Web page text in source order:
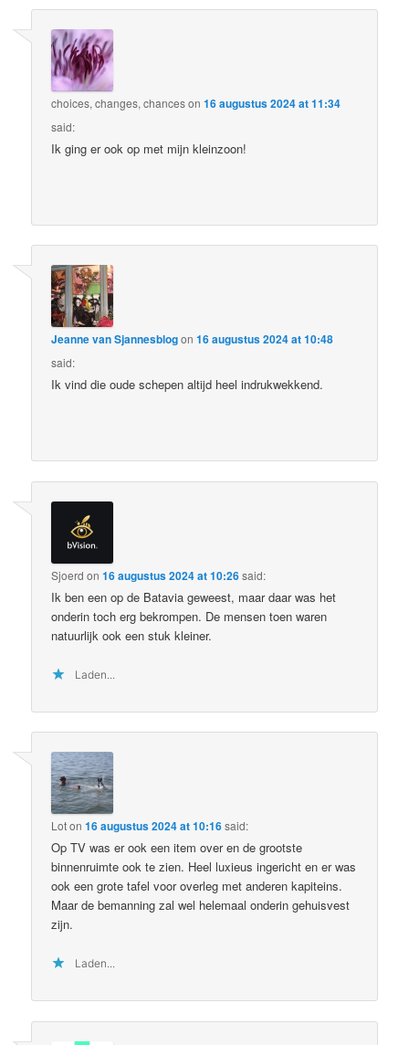
choices, changes, chanceson16 augustus 2024 at 11:34
said:
Ik ging er ook op met mijn kleinzoon!
Jeanne van Sjannesblogon16 augustus 2024 at 10:48
said:
Ik vind die oude schepen altijd heel indrukwekkend.
Sjoerd on16 augustus 2024 at 10:26said:
Ik ben een op de Batavia geweest, maar daar was het
onderin toch erg bekrompen. De mensen toen waren
natuurlijk ook een stuk kleiner.
Laden...
Loton16 augustus 2024 at 10:16said:
Op TV was er ook een item over en de grootste
binnenruimte ook te zien. Heel luxieus ingericht en er was
ook een grote tafel voor overleg met anderen kapiteins.
Maar de bemanning zal wel helemaal onderin gehuisvest
zijn.
Laden...